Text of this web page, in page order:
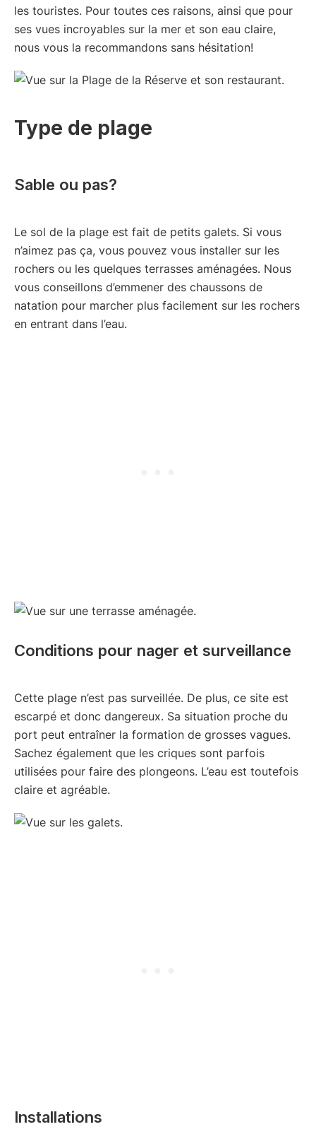
les touristes. Pour toutes ces raisons, ainsi que pour
ses vues incroyables sur la mer et son eau claire,
nous vous la recommandons sans hésitation!
Type de plage
Sable ou pas?
Le sol de la plage est fait de petits galets. Si vous
n’aimez pas ça, vous pouvez vous installer sur les
rochers ou les quelques terrasses aménagées. Nous
vous conseillons d’emmener des chaussons de
natation pour marcher plus facilement sur les rochers
en entrant dans l’eau.
Conditions pour nager et surveillance
Cette plage n’est pas surveillée. De plus, ce site est
escarpé et donc dangereux. Sa situation proche du
port peut entraîner la formation de grosses vagues.
Sachez également que les criques sont parfois
utilisées pour faire des plongeons. L’eau est toutefois
claire et agréable.
Installations